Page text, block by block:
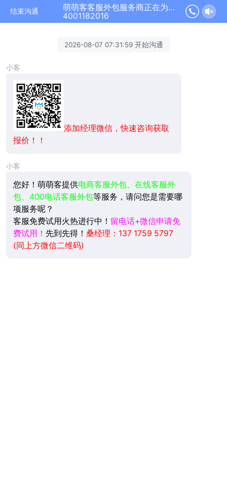
结束沟通
萌萌客客服外包服务商正在为您服务
4001182016
2026-08-07 07:31:59 开始沟通
小客
添加经理微信，快速咨询获取
报价！！
小客
您好！萌萌客提供电商客服外包、在线客服外
包、400电话客服外包等服务，请问您是需要哪
项服务呢？
客服免费试用火热进行中！ 留电话+微信申请免
费试用！ 先到先得！ 桑经理：137 1759 5797
(同上方微信二维码)